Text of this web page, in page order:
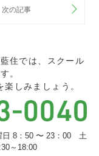
住では、スクール
。
しみましょう。
8：50 〜 23：00 土
～18:00